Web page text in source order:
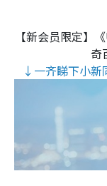
【新会员限定】
奇
↓一齐睇下小新